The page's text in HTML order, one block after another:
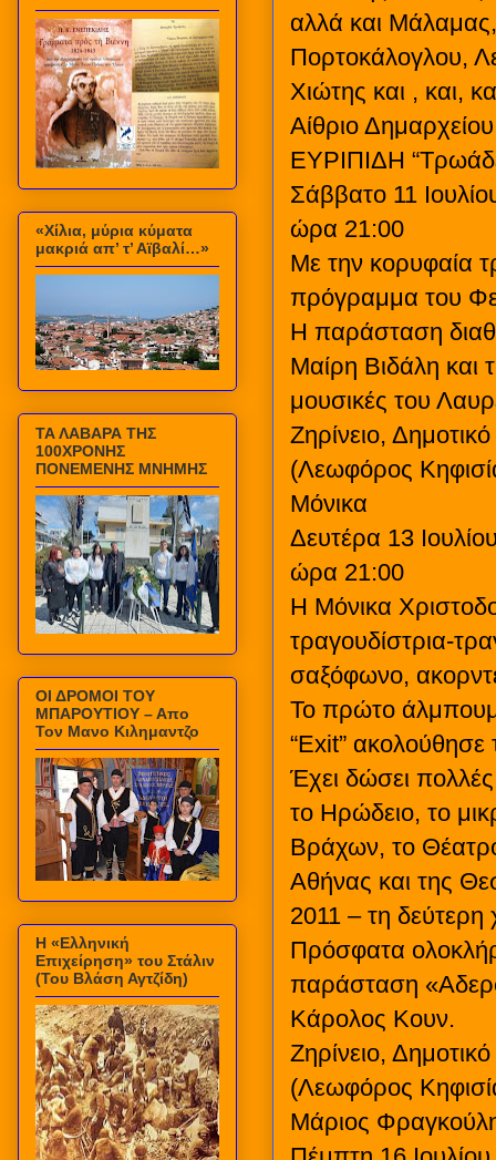
αλλά και
Πορτοκάλογλου,
Χιώτης και , και,
Αίθριο
ΕΥΡΙΠΙΔΗ
Σάββατο 11
ώρα 21:00
Με την κορυφαία
πρόγραμμα του
Η παράσταση
Μαίρη Βιδάλη και
μουσικές του
Ζηρίνειο,
(Λεωφόρος
Μόνικα
Δευτέρα 13
ώρα 21:00
Η Μόνικα
τραγουδίστρια-
σαξόφωνο,
Το πρώτο άλμπουμ
“Exit” ακολούθησε
Έχει δώσει
το Ηρώδειο, το
Βράχων, το
Αθήνας και της
2011 – τη
Πρόσφατα
παράσταση
Κάρολος Κουν.
Ζηρίνειο,
(Λεωφόρος
Μάριος
«Χίλια, μύρια κύματα
μακριά απ’ τ’ Αϊβαλί…»
ΤΑ ΛΑΒΑΡΑ ΤΗΣ
100ΧΡΟΝΗΣ
ΠΟΝΕΜΕΝΗΣ ΜΝΗΜΗΣ
ΟΙ ΔΡΟΜΟΙ ΤΟΥ
ΜΠΑΡΟΥΤΙΟΥ – Απο
Τον Μανο Κιλημαντζο
Η «Ελληνική
Επιχείρηση» του Στάλιν
(Του Βλάση Αγτζίδη)